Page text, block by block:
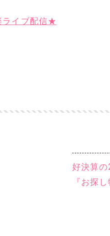
ライブ配信★
好決算
『お探